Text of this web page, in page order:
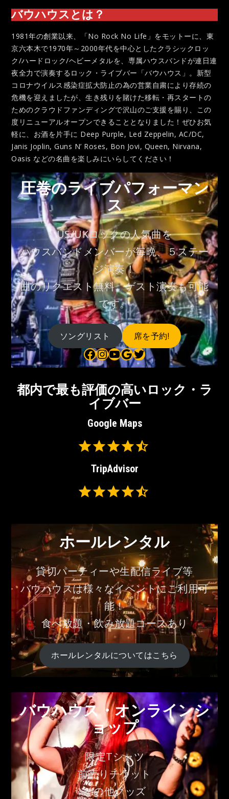
バウハウスとは？
1981年の創業以来、「No Rock No Life」をモットーに、東
京六本木で1970年～2000年代を中心としたクラシックロッ
ク/ハードロック/ヘビーメタルを、専属ハウスバンドが連日連
夜全力で演奏するロック・ライブバー「バウハウス」。新型
コロナウイルス感染症拡大防止の為の営業自粛により存続の
危機を迎えましたが、生き残りを賭けた移転・再スタートの
ためのクラウドファンディングで沢山のご支援を賜り、この
度リニューアルオープンできることとなりました！ぜひお気
軽に、お酒を片手に Deep Purple, Led Zeppelin, AC/DC,
Janis Joplin, Guns N’ Roses, Bon Jovi, Queen, Nirvana,
Oasis などの名曲を楽しみにいらしてください！
圧巻のライブパフォーマン
ス
US/UKロックの人気曲を
ハウスバンドメンバーが毎晩、５ステー
ジ演奏！
曲のリクエスト無料、ゲスト演奏も可能
です。
ソングリスト 席を予約!
Bauhaus on Facebook Bauhaus on InstagramBauhaus on YouTube Bauhaus on Google Maps Bauhaus on Twitter
都内で最も評価の高いロック・ラ
イブバー
Google Maps
TripAdvisor
ホールレンタル
貸切パーティーや生配信ライブ等
バウハウスは様々なイベントにご利用可
能！
食べ放題・飲み放題コースあり
ホールレンタルについてはこちら
バウハウス・オンラインシ
ョップ
限定Tシャツ
前売りチケット
その他グッズ